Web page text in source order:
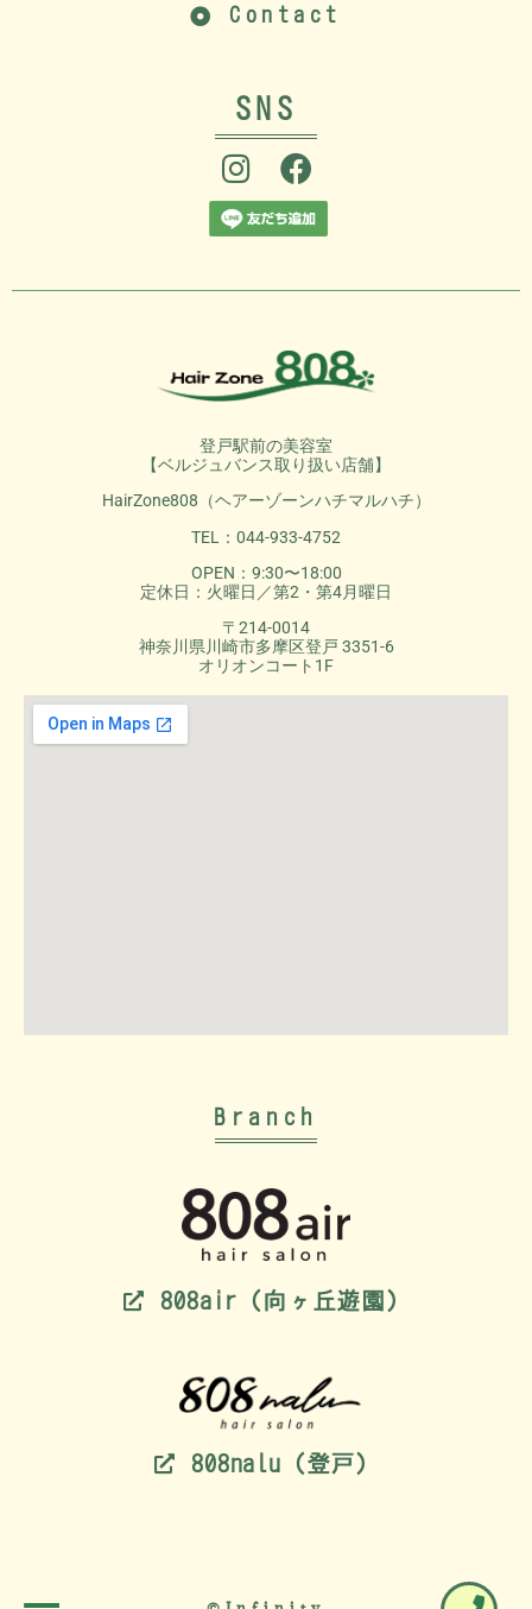
Contact
SNS
登戸駅前の美容室
【ベルジュバンス取り扱い店舗】
HairZone808（ヘアーゾーンハチマルハチ）
TEL：044-933-4752
OPEN：9:30〜18:00
定休日：火曜日／第2・第4月曜日
〒214-0014
神奈川県川崎市多摩区登戸 3351-6
オリオンコート1F
Branch
808air（向ヶ丘遊園）
808nalu（登戸）